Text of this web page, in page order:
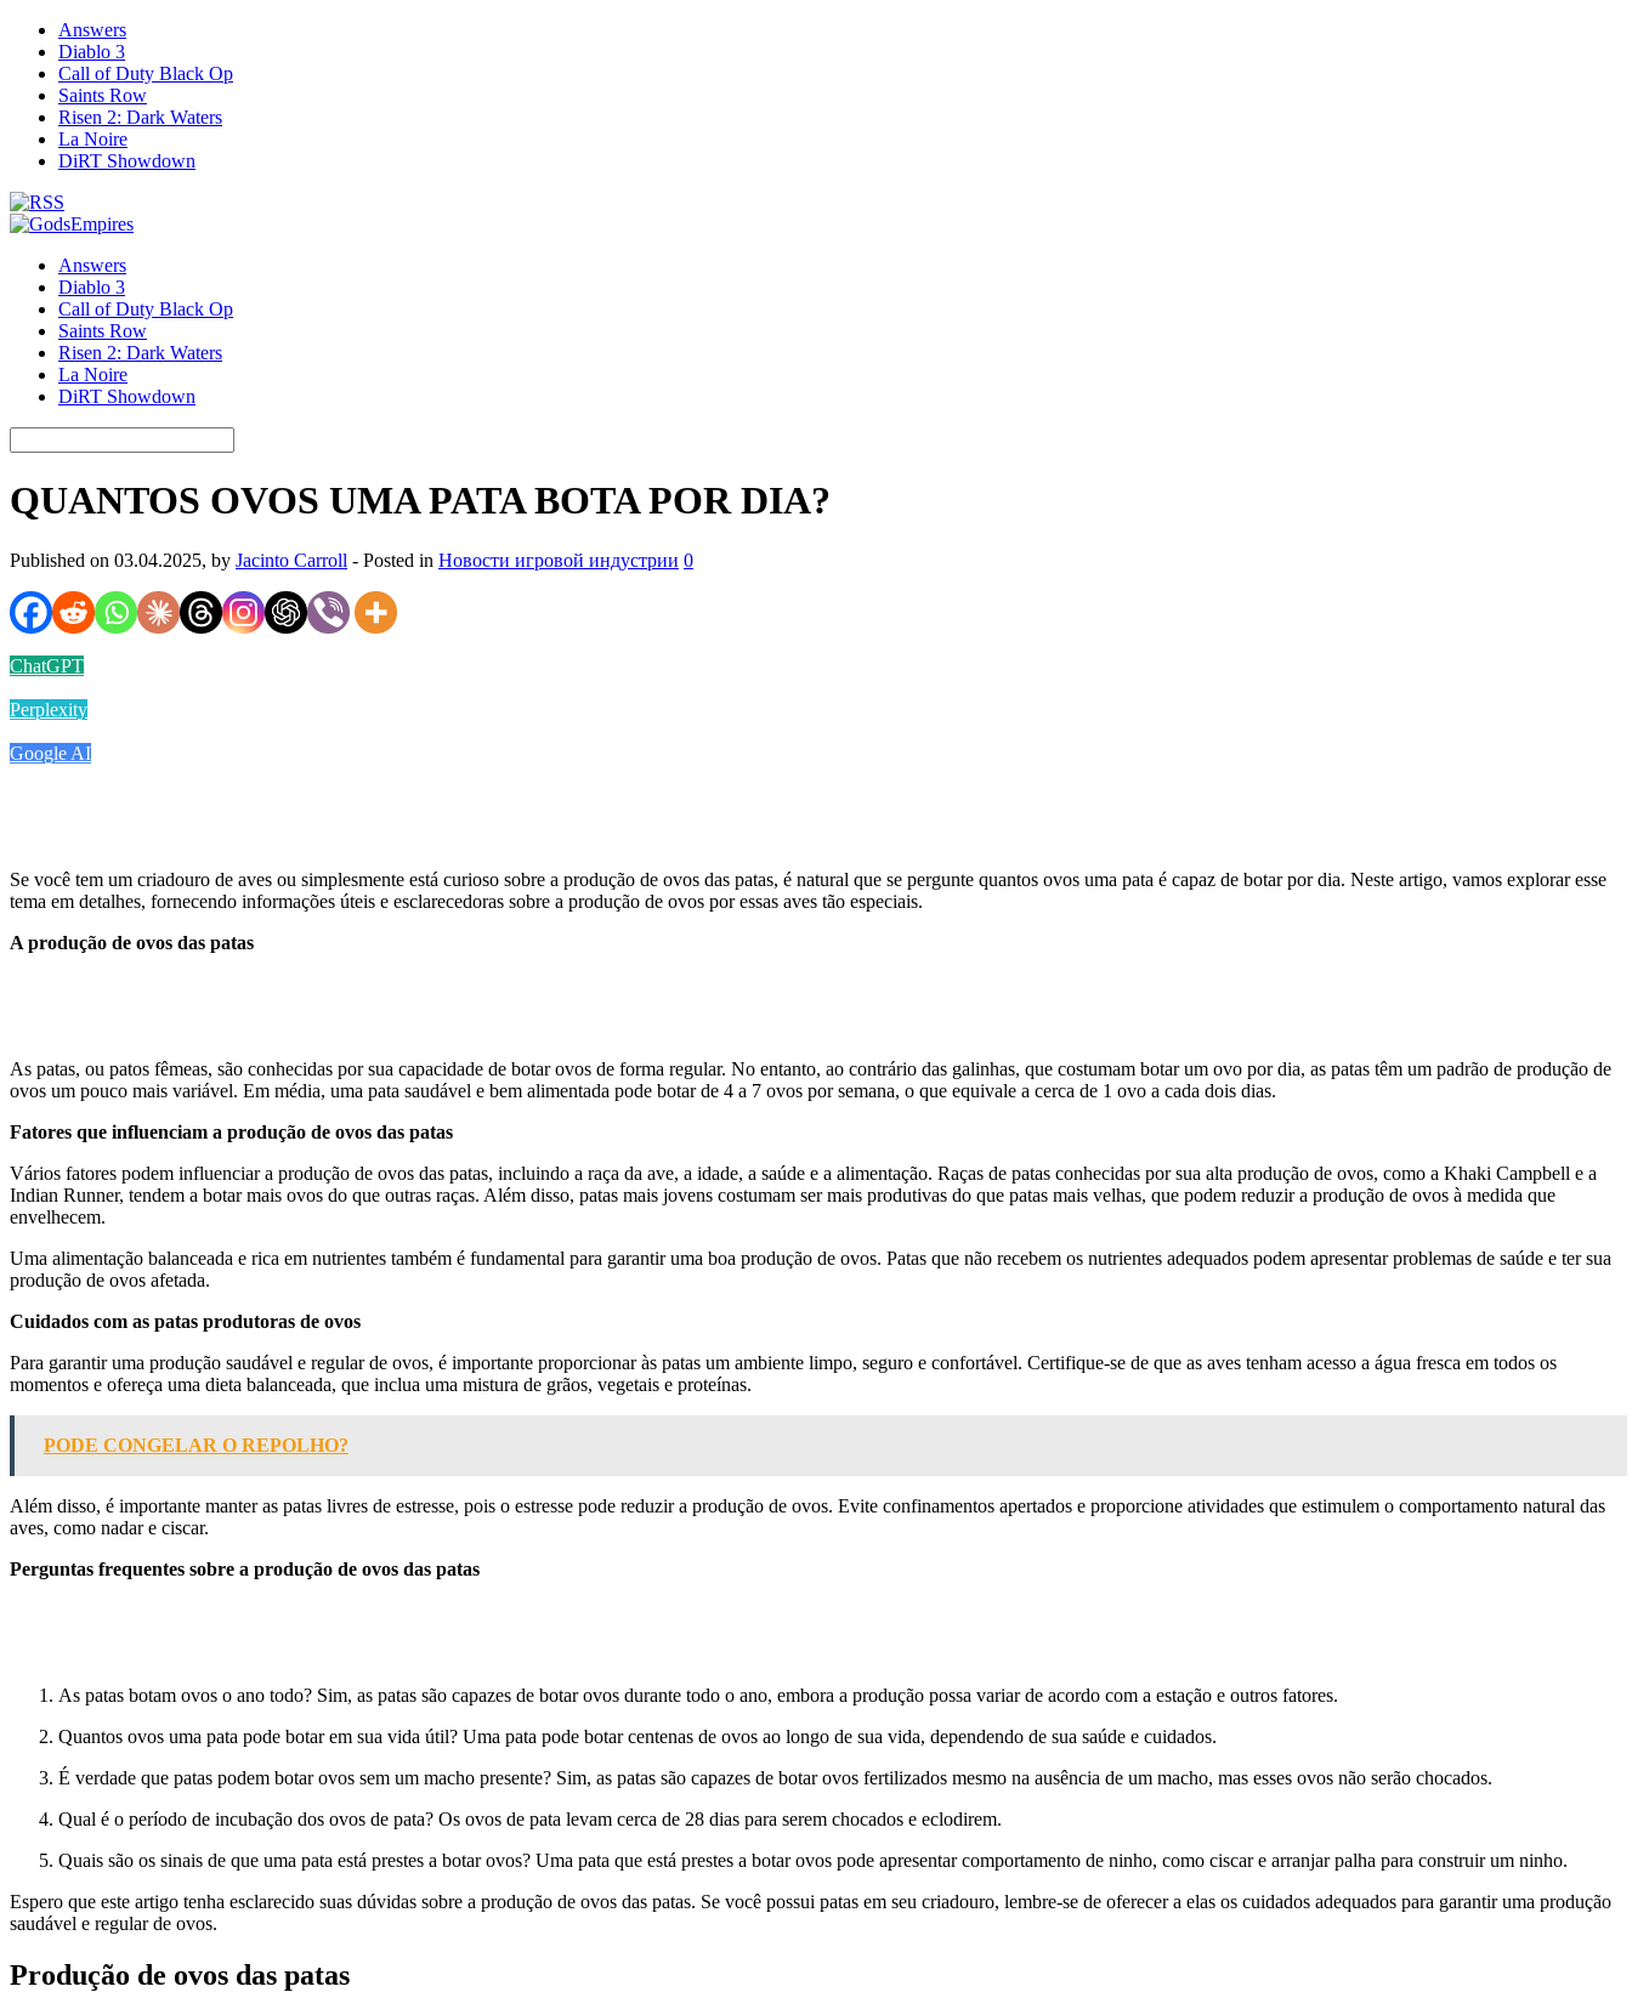
Answers
Diablo 3
Call of Duty Black Op
Saints Row
Risen 2: Dark Waters
La Noire
DiRT Showdown
Answers
Diablo 3
Call of Duty Black Op
Saints Row
Risen 2: Dark Waters
La Noire
DiRT Showdown
QUANTOS OVOS UMA PATA BOTA POR DIA?
Published on 03.04.2025, by Jacinto Carroll - Posted in Новости игровой индустрии 0
ChatGPT
Perplexity
Google AI
Se você tem um criadouro de aves ou simplesmente está curioso sobre a produção de ovos das patas, é natural que se pergunte quantos ovos uma pata é capaz de botar por dia. Neste artigo, vamos explorar esse
tema em detalhes, fornecendo informações úteis e esclarecedoras sobre a produção de ovos por essas aves tão especiais.
A produção de ovos das patas
As patas, ou patos fêmeas, são conhecidas por sua capacidade de botar ovos de forma regular. No entanto, ao contrário das galinhas, que costumam botar um ovo por dia, as patas têm um padrão de produção de
ovos um pouco mais variável. Em média, uma pata saudável e bem alimentada pode botar de 4 a 7 ovos por semana, o que equivale a cerca de 1 ovo a cada dois dias.
Fatores que influenciam a produção de ovos das patas
Vários fatores podem influenciar a produção de ovos das patas, incluindo a raça da ave, a idade, a saúde e a alimentação. Raças de patas conhecidas por sua alta produção de ovos, como a Khaki Campbell e a
Indian Runner, tendem a botar mais ovos do que outras raças. Além disso, patas mais jovens costumam ser mais produtivas do que patas mais velhas, que podem reduzir a produção de ovos à medida que
envelhecem.
Uma alimentação balanceada e rica em nutrientes também é fundamental para garantir uma boa produção de ovos. Patas que não recebem os nutrientes adequados podem apresentar problemas de saúde e ter sua
produção de ovos afetada.
Cuidados com as patas produtoras de ovos
Para garantir uma produção saudável e regular de ovos, é importante proporcionar às patas um ambiente limpo, seguro e confortável. Certifique-se de que as aves tenham acesso a água fresca em todos os
momentos e ofereça uma dieta balanceada, que inclua uma mistura de grãos, vegetais e proteínas.
PODE CONGELAR O REPOLHO?
Além disso, é importante manter as patas livres de estresse, pois o estresse pode reduzir a produção de ovos. Evite confinamentos apertados e proporcione atividades que estimulem o comportamento natural das
aves, como nadar e ciscar.
Perguntas frequentes sobre a produção de ovos das patas
As patas botam ovos o ano todo? Sim, as patas são capazes de botar ovos durante todo o ano, embora a produção possa variar de acordo com a estação e outros fatores.
Quantos ovos uma pata pode botar em sua vida útil? Uma pata pode botar centenas de ovos ao longo de sua vida, dependendo de sua saúde e cuidados.
É verdade que patas podem botar ovos sem um macho presente? Sim, as patas são capazes de botar ovos fertilizados mesmo na ausência de um macho, mas esses ovos não serão chocados.
Qual é o período de incubação dos ovos de pata? Os ovos de pata levam cerca de 28 dias para serem chocados e eclodirem.
Quais são os sinais de que uma pata está prestes a botar ovos? Uma pata que está prestes a botar ovos pode apresentar comportamento de ninho, como ciscar e arranjar palha para construir um ninho.
Espero que este artigo tenha esclarecido suas dúvidas sobre a produção de ovos das patas. Se você possui patas em seu criadouro, lembre-se de oferecer a elas os cuidados adequados para garantir uma produção
saudável e regular de ovos.
Produção de ovos das patas